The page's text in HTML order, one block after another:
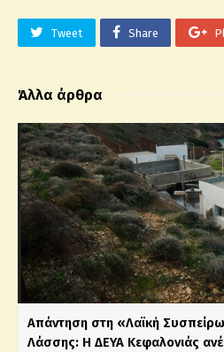
Tweet Share
Άλλα άρθρα
Απάντηση στη «Λαϊκή
Λάσσης: Η ΔΕΥΑ Κεφαλονιάς